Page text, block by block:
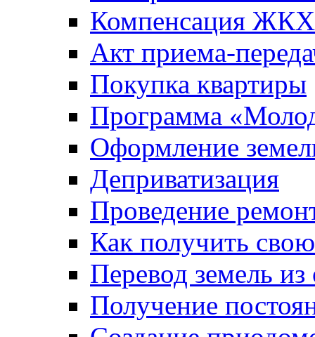
Компенсация ЖКХ
Акт приема-
Покупка квартиры
Программа
Оформление
Деприватизация
Проведение
Как получить
Перевод земель
Получение